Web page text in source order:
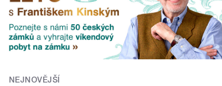
NEJNOVĚJŠÍ